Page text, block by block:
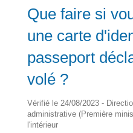
Que faire si
une carte
passeport
volé ?
Vérifié le 24/08/2023 -
administrative (Première
l'intérieur